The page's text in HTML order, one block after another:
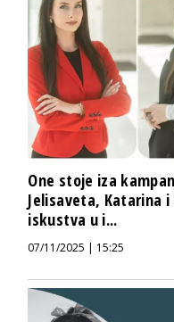
One stoje iza
Jelisaveta, Katarina
iskustva u i...
07/11/2025 | 15:25